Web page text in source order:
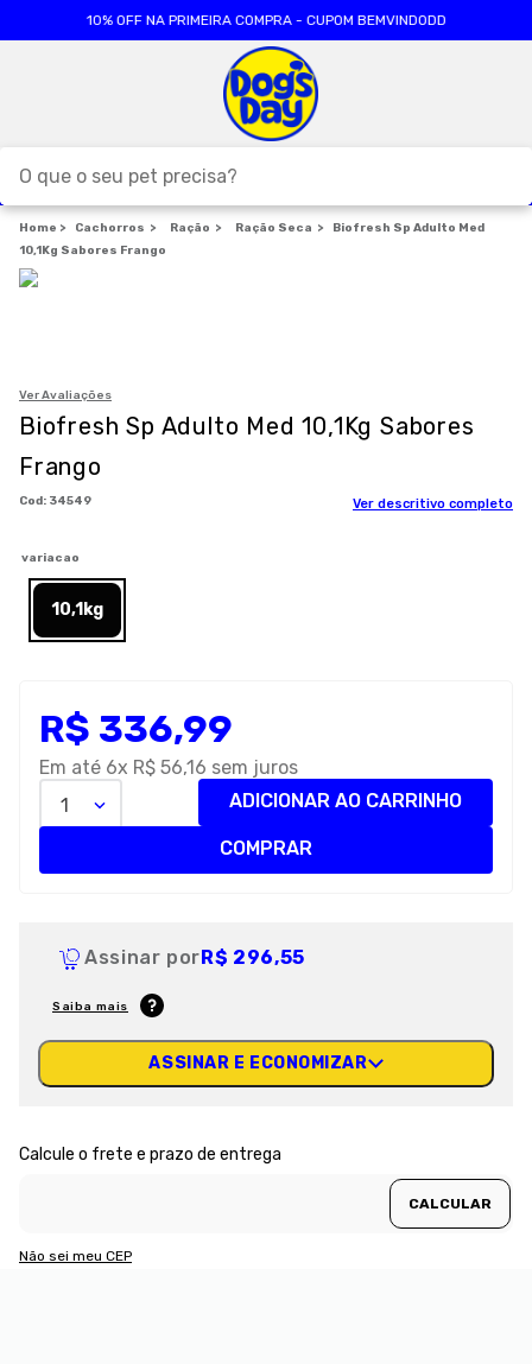
10% OFF NA PRIMEIRA COMPRA - CUPOM BEMVINDODD
Cachorros Ração Ração Seca
Biofresh Sp Adulto Med
10,1Kg Sabores Frango
Ver Avaliações
Biofresh Sp Adulto Med 10,1Kg Sabores
Frango
: 34549 Ver descritivo completo
variacao
10,1kg
R$ 336,99
Em até 6x R$ 56,16 sem juros
1
ADICIONAR AO CARRINHO
COMPRAR
Assinar porR$ 296,55
Saiba mais
ASSINAR E ECONOMIZAR
Não sei meu CEP
TERMOS MAIS BUSCADOS
5º
formula natural